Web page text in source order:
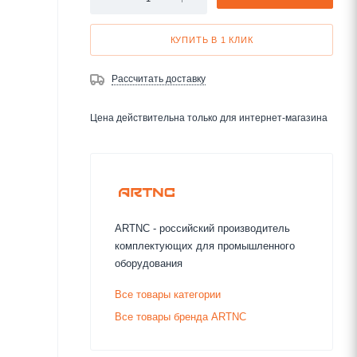
КУПИТЬ В 1 КЛИК
Рассчитать доставку
Цена действительна только для интернет-магазина
ARTNC - российский производитель
комплектующих для промышленного
оборудования
Все товары категории
Все товары бренда ARTNC